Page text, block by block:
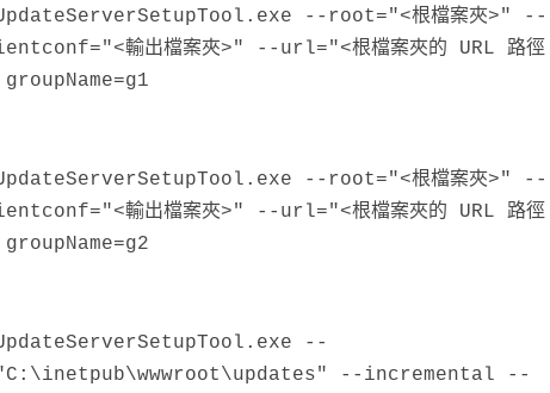
--root="<根檔案夾>" --
輸出檔案夾>" --url="<根檔案夾的 URL 路徑
--root="<根檔案夾>" --
輸出檔案夾>" --url="<根檔案夾的 URL 路徑
--
--incremental --